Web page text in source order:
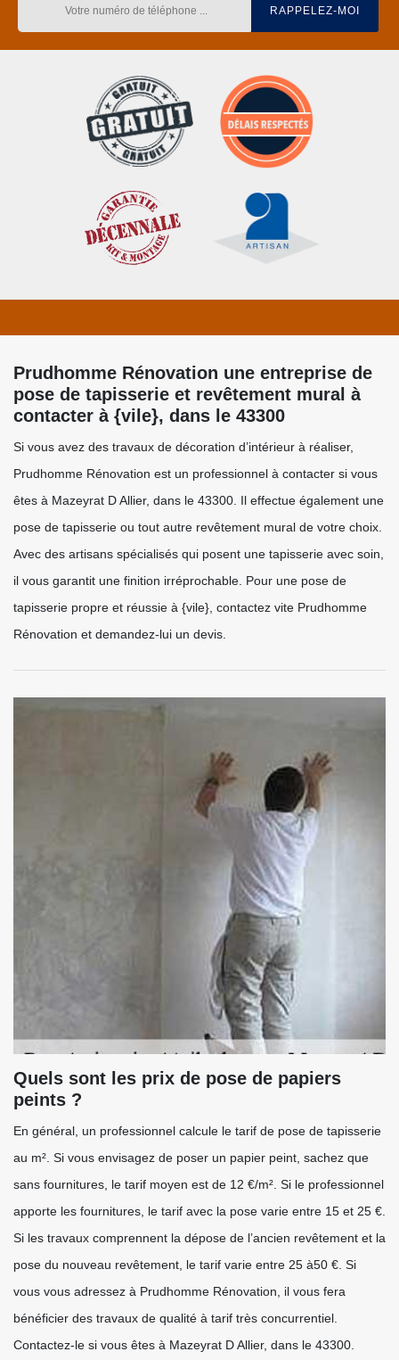
Prudhomme Rénovation une entreprise de
pose de tapisserie et revêtement mural à
contacter à {vile}, dans le 43300
Si vous avez des travaux de décoration d’intérieur à réaliser,
Prudhomme Rénovation est un professionnel à contacter si vous
êtes à Mazeyrat D Allier, dans le 43300. Il effectue également une
pose de tapisserie ou tout autre revêtement mural de votre choix.
Avec des artisans spécialisés qui posent une tapisserie avec soin,
il vous garantit une finition irréprochable. Pour une pose de
tapisserie propre et réussie à {vile}, contactez vite Prudhomme
Rénovation et demandez-lui un devis.
Quels sont les prix de pose de papiers
peints ?
En général, un professionnel calcule le tarif de pose de tapisserie
au m². Si vous envisagez de poser un papier peint, sachez que
sans fournitures, le tarif moyen est de 12 €/m². Si le professionnel
apporte les fournitures, le tarif avec la pose varie entre 15 et 25 €.
Si les travaux comprennent la dépose de l’ancien revêtement et la
pose du nouveau revêtement, le tarif varie entre 25 à50 €. Si
vous vous adressez à Prudhomme Rénovation, il vous fera
bénéficier des travaux de qualité à tarif très concurrentiel.
Contactez-le si vous êtes à Mazeyrat D Allier, dans le 43300.